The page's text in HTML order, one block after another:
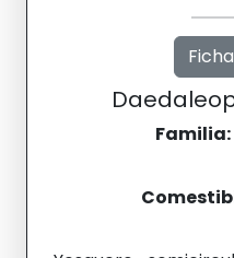
Familia: